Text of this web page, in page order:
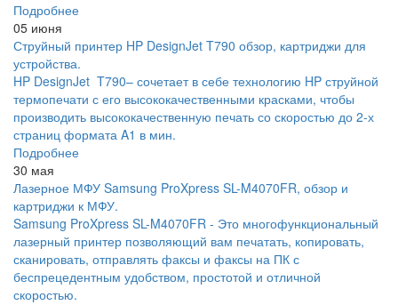
Подробнее
05 июня
Струйный принтер HP DesignJet T790 обзор, картриджи для
устройства.
HP DesignJet T790– сочетает в себе технологию HP струйной
термопечати с его высококачественными красками, чтобы
производить высококачественную печать со скоростью до 2-х
страниц формата A1 в мин.
Подробнее
30 мая
Лазерное МФУ Samsung ProXpress SL-M4070FR, обзор и
картриджи к МФУ.
Samsung ProXpress SL-M4070FR - Это многофункциональный
лазерный принтер позволяющий вам печатать, копировать,
сканировать, отправлять факсы и факсы на ПК с
беспрецедентным удобством, простотой и отличной
скоростью.